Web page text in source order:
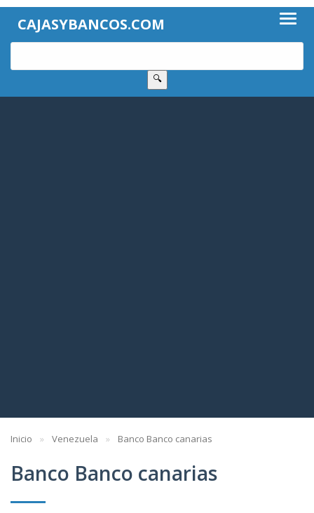
CAJASYBANCOS.COM
🔍
Inicio Venezuela Banco Banco canarias
Banco Banco canarias